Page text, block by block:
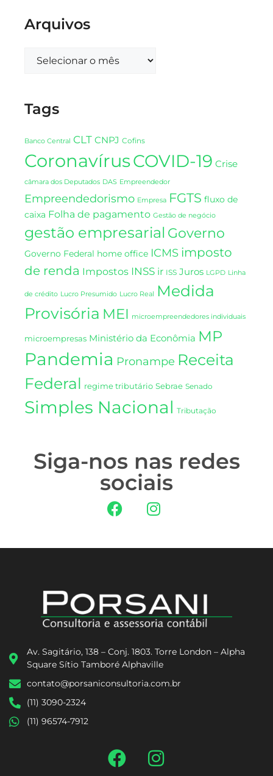
Arquivos
Tags
Banco Central CLT CNPJ Cofins
CoronavírusCOVID-19 Crise
câmara dos Deputados DAS Empreendedor
Empreendedorismo Empresa FGTS fluxo de
caixa Folha de pagamento Gestão de negócio
gestão empresarial Governo
Governo Federal home office ICMS imposto
de renda Impostos INSS ir ISS Juros LGPD Linha
de crédito Lucro Presumido Lucro Real
Medida
Provisória MEI microempreendedores individuais
microempresas Ministério da Econômia MP
Pandemia Pronampe Receita
Federal regime tributário Sebrae Senado
Simples Nacional Tributação
Siga-nos nas redes
sociais
Av. Sagitário, 138 – Conj. 1803. Torre London – Alpha
Square Sítio Tamboré Alphaville
contato@porsaniconsultoria.com.br
(11) 3090-2324
(11) 96574-7912